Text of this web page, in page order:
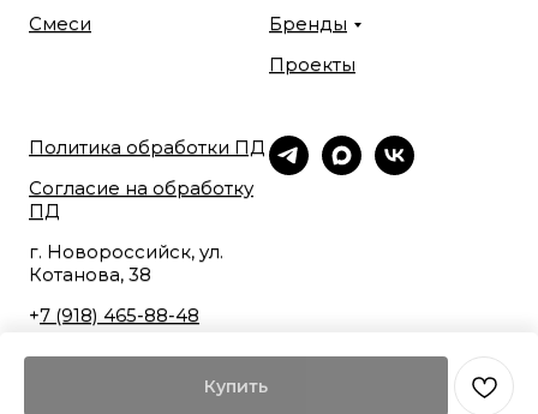
Купить
Смеси
Бренды
Проекты
Политика обработки ПД
Согласие на обработку
ПД
г. Новороссийск, ул.
Котанова, 38
+7 (918) 465-88-48